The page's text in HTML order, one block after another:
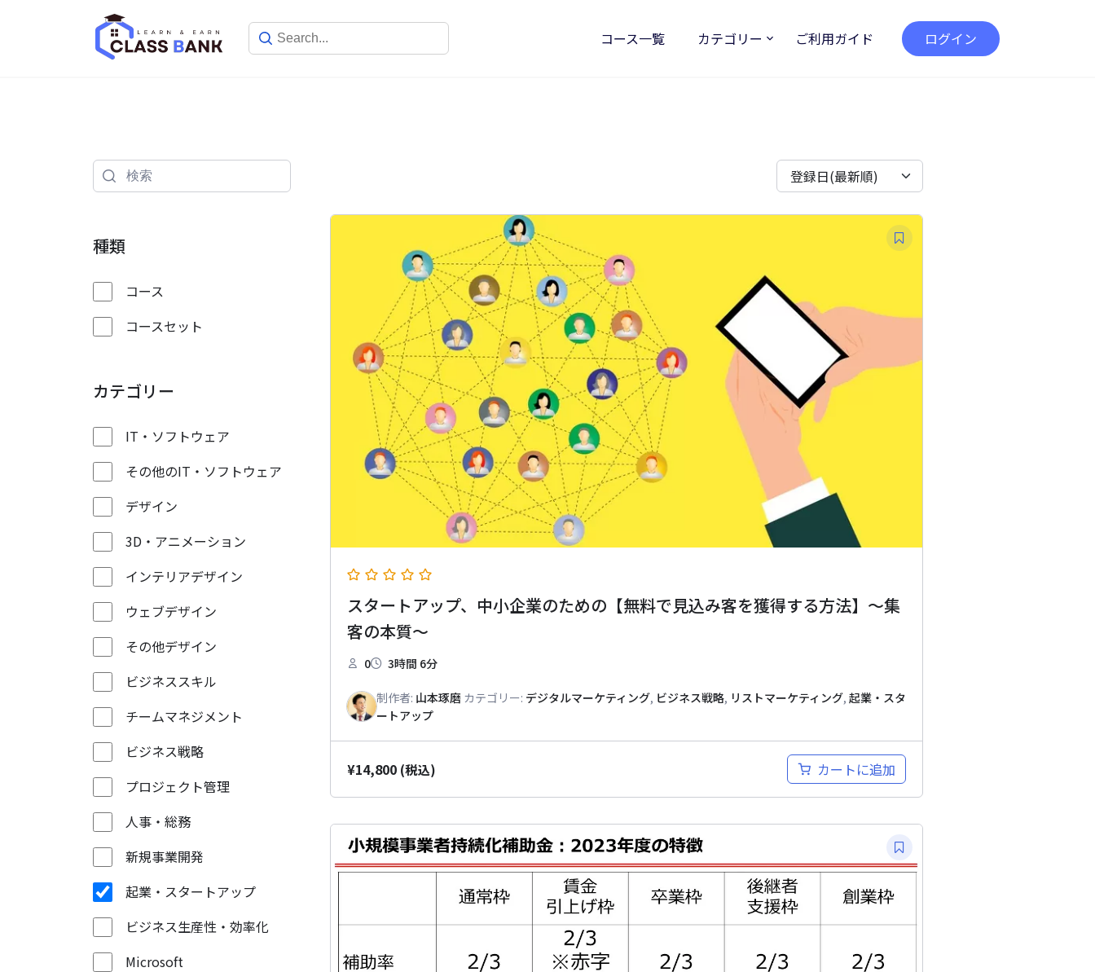
コース一覧 カテゴリー ご利用ガイド ログイン
種類
コース
コースセット
カテゴリー
IT・ソフトウェア
その他のIT・ソフトウェア
デザイン
3D・アニメーション
インテリアデザイン
ウェブデザイン
その他デザイン
ビジネススキル
チームマネジメント
ビジネス戦略
プロジェクト管理
人事・総務
新規事業開発
起業・スタートアップ
ビジネス生産性・効率化
Microsoft
登録日(最新順)
スタートアップ、中小企業のための【無料で見込み客を獲得する方法】～集
客の本質～
0 3時間 6分
制作者: 山本琢磨 カテゴリー: デジタルマーケティング, ビジネス戦略, リストマーケティング, 起業・スタ
ートアップ
¥14,800 (税込) カートに追加